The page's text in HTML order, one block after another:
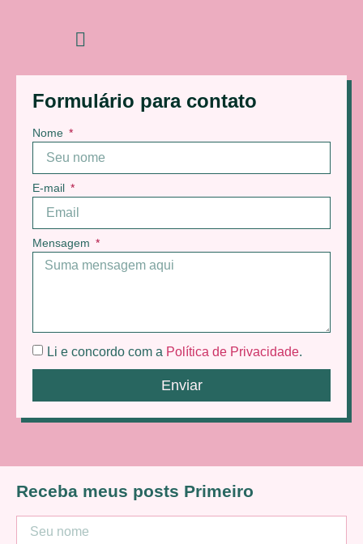
Formulário para contato
Nome
E-mail
Mensagem
Li e concordo com a Política de Privacidade.
Enviar
Receba meus posts Primeiro